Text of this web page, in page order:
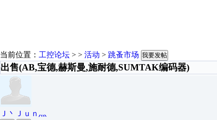
当前位置： 工控论坛 > > 活动 > 跳蚤市场 我要发帖
出售(AB,宝德,赫斯曼,施耐德,SUMTAK编码器)
Ｊ丶Ｊｕｎ灬